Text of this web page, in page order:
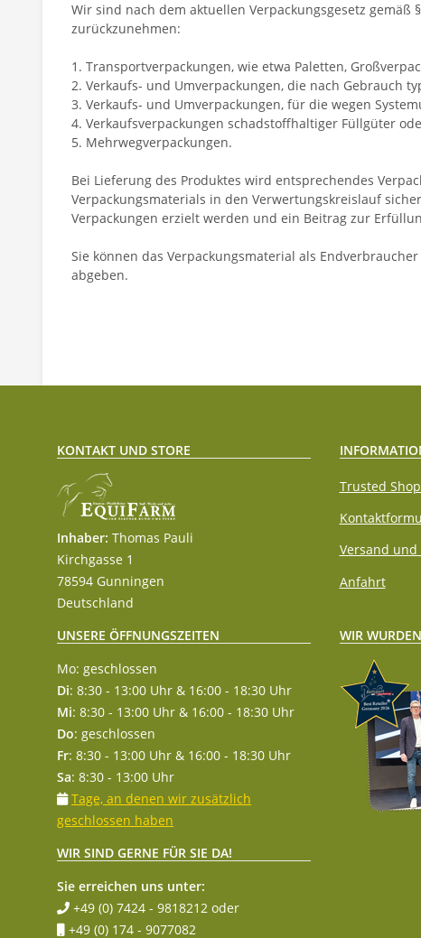
Wir sind nach dem aktuellen Verpackungsgesetz
zurückzunehmen:
1. Transportverpackungen, wie etwa Paletten,
2. Verkaufs- und Umverpackungen, die nach Gebrauch
3. Verkaufs- und Umverpackungen, für die wegen
4. Verkaufsverpackungen schadstoffhaltiger Füllgüter
5. Mehrwegverpackungen.
Bei Lieferung des Produktes wird entsprechendes
Verpackungsmaterials in den Verwertungskreislauf
Verpackungen erzielt werden und ein Beitrag zur
Sie können das Verpackungsmaterial als
abgeben.
KONTAKT UND STORE
Inhaber: Thomas Pauli
Kirchgasse 1
78594 Gunningen
Deutschland
UNSERE ÖFFNUNGSZEITEN
Mo: geschlossen
Di: 8:30 - 13:00 Uhr & 16:00 - 18:30 Uhr
Mi: 8:30 - 13:00 Uhr & 16:00 - 18:30 Uhr
Do: geschlossen
Fr: 8:30 - 13:00 Uhr & 16:00 - 18:30 Uhr
Sa: 8:30 - 13:00 Uhr
Tage, an denen wir zusätzlich
geschlossen haben
WIR SIND GERNE FÜR SIE DA!
Sie erreichen uns unter:
+49 (0) 7424 - 9818212 oder
+49 (0) 174 - 9077082
Trusted
Versand und
Anfahrt
WIR